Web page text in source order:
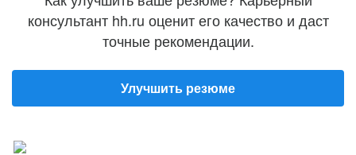
консультант hh.ru оценит его качество и даст
точные рекомендации.
Улучшить резюме